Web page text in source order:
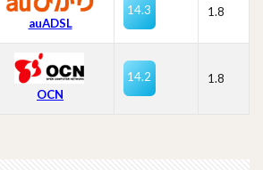
auADSL
14.3 1.8
OCN
14.2 1.8